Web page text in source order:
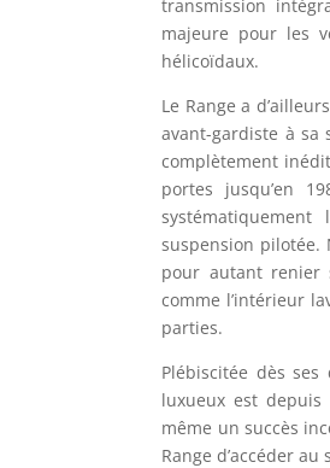
transmission
majeure pour les
hélicoïdaux.
Le Range a
avant-gardiste à sa
complètement
portes jusqu’en
suspension pilotée.
pour autant renier
comme l’intérieur
parties.
Plébiscitée dès
luxueux est depuis
même un succès
Range d’accéder au